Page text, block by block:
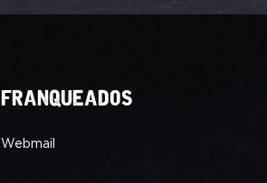
FRANQUEADOS
Webmail